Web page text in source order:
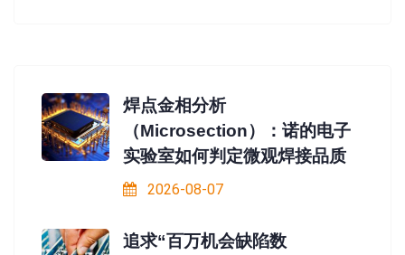
焊点金相分析
（Microsection）：诺的电子
实验室如何判定微观焊接品质
2026-08-07
追求“百万机会缺陷数